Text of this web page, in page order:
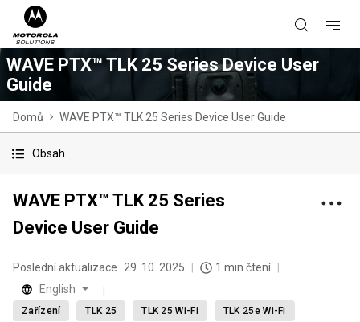
WAVE PTX™ TLK 25 Series Device User
Guide
Domů WAVE PTX™ TLK 25 Series Device User Guide
Obsah
WAVE PTX™ TLK 25 Series
Device User Guide
Poslední aktualizace 29. 10. 2025
1 min čtení
English
Zařízení TLK 25 TLK 25 Wi-Fi TLK 25e Wi-Fi